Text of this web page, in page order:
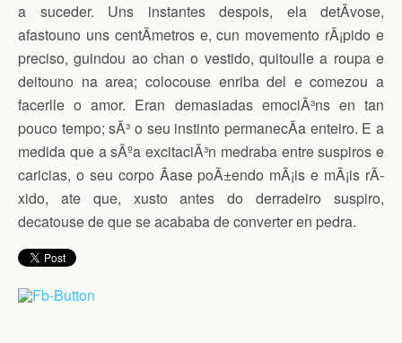
a suceder. Uns instantes despois, ela detÃ­vose,
afastouno uns centÃ­metros e, cun movemento rÃ¡pido e
preciso, guindou ao chan o vestido, quitoulle a roupa e
deitouno na area; colocouse enriba del e comezou a
facerlle o amor. Eran demasiadas emociÃ³ns en tan
pouco tempo; sÃ³ o seu instinto permanecÃ­a enteiro. E a
medida que a sÃºa excitaciÃ³n medraba entre suspiros e
caricias, o seu corpo Ã­ase poÃ±endo mÃ¡is e mÃ¡is rÃ­
xido, ate que, xusto antes do derradeiro suspiro,
decatouse de que se acababa de converter en pedra.